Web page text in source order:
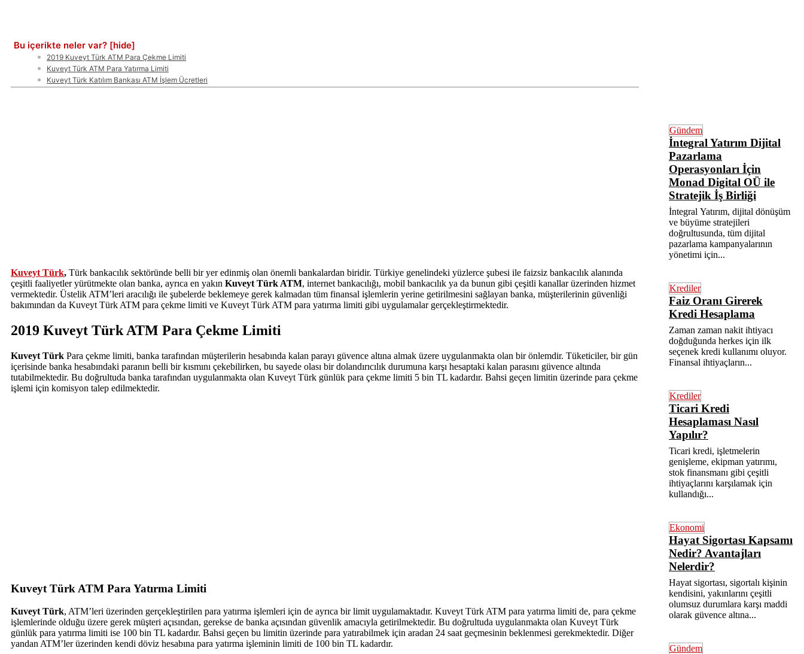
Bu içerikte neler var? [hide]
2019 Kuveyt Türk ATM Para Çekme Limiti
Kuveyt Türk ATM Para Yatırma Limiti
Kuveyt Türk Katılım Bankası ATM İşlem Ücretleri
Kuveyt Türk, Türk bankacılık sektöründe belli bir yer edinmiş olan önemli bankalardan biridir. Türkiye genelindeki yüzlerce şubesi ile faizsiz bankacılık alanında
çeşitli faaliyetler yürütmekte olan banka, ayrıca en yakın Kuveyt Türk ATM, internet bankacılığı, mobil bankacılık ya da bunun gibi çeşitli kanallar üzerinden hizmet
vermektedir. Üstelik ATM’leri aracılığı ile şubelerde beklemeye gerek kalmadan tüm finansal işlemlerin yerine getirilmesini sağlayan banka, müşterilerinin güvenliği
bakımından da Kuveyt Türk ATM para çekme limiti ve Kuveyt Türk ATM para yatırma limiti gibi uygulamalar gerçekleştirmektedir.
2019 Kuveyt Türk ATM Para Çekme Limiti
Kuveyt Türk Para çekme limiti, banka tarafından müşterilerin hesabında kalan parayı güvence altına almak üzere uygulanmakta olan bir önlemdir. Tüketiciler, bir gün
içerisinde banka hesabındaki paranın belli bir kısmını çekebilirken, bu sayede olası bir dolandırıcılık durumuna karşı hesaptaki kalan parasını güvence altında
tutabilmektedir. Bu doğrultuda banka tarafından uygulanmakta olan Kuveyt Türk günlük para çekme limiti 5 bin TL kadardır. Bahsi geçen limitin üzerinde para çekme
işlemi için komisyon talep edilmektedir.
Kuveyt Türk ATM Para Yatırma Limiti
Kuveyt Türk, ATM’leri üzerinden gerçekleştirilen para yatırma işlemleri için de ayrıca bir limit uygulamaktadır. Kuveyt Türk ATM para yatırma limiti de, para çekme
işlemlerinde olduğu üzere gerek müşteri açısından, gerekse de banka açısından güvenlik amacıyla getirilmektedir. Bu doğrultuda uygulanmakta olan Kuveyt Türk
günlük para yatırma limiti ise 100 bin TL kadardır. Bahsi geçen bu limitin üzerinde para yatırabilmek için aradan 24 saat geçmesinin beklenmesi gerekmektedir. Diğer
yandan ATM’ler üzerinden kendi döviz hesabına para yatırma işleminin limiti de 100 bin TL kadardır.
Gündem
İntegral Yatırım Dijital
Pazarlama
Operasyonları İçin
Monad Digital OÜ ile
Stratejik İş Birliği
İntegral Yatırım, dijital dönüşüm
ve büyüme stratejileri
doğrultusunda, tüm dijital
pazarlama kampanyalarının
yönetimi için...
Krediler
Faiz Oranı Girerek
Kredi Hesaplama
Zaman zaman nakit ihtiyacı
doğduğunda herkes için ilk
seçenek kredi kullanımı oluyor.
Finansal ihtiyaçların...
Krediler
Ticari Kredi
Hesaplaması Nasıl
Yapılır?
Ticari kredi, işletmelerin
genişleme, ekipman yatırımı,
stok finansmanı gibi çeşitli
ihtiyaçlarını karşılamak için
kullandığı...
Ekonomi
Hayat Sigortası Kapsamı
Nedir? Avantajları
Nelerdir?
Hayat sigortası, sigortalı kişinin
kendisini, yakınlarını çeşitli
olumsuz durumlara karşı maddi
olarak güvence altına...
Gündem